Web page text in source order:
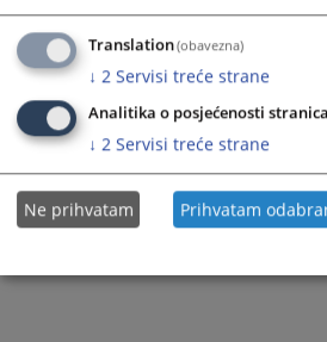
to
get
the
keyboard
shortcuts
changing
dates.
get
the
keyboard
shortcuts
changing
dates.
Translation(obavezna)
↓ 2 Servisi treće strane
Analitika o posjećenosti stranica
↓ 2 Servisi treće strane
Ne prihvatam Prihvatam